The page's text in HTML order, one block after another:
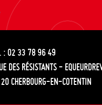
: 02 33 78 96 49
DES RÉSISTANTS -
CHERBOURG-EN-COTENTIN